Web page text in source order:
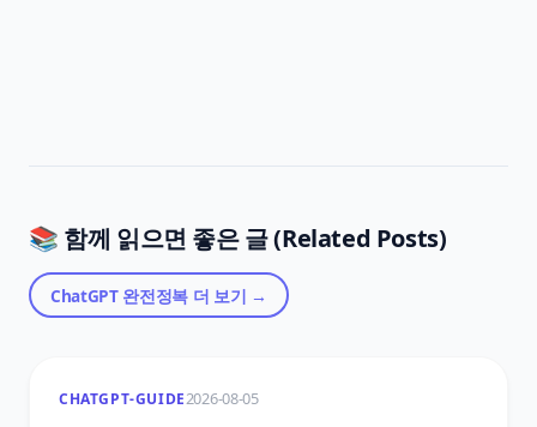
📚 함께 읽으면 좋은 글 (Related Posts)
ChatGPT 완전정복 더 보기 →
CHATGPT-GUIDE2026-08-05